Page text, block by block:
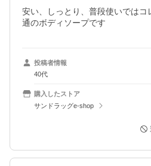
安い、しっとり、普段使いでは
通のボディソープです
投稿者情報
40代
購入したストア
サンドラッグe-shop